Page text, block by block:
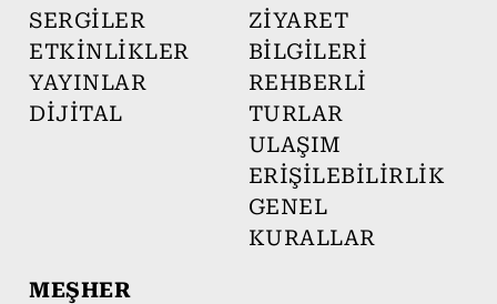
SERGİLER
ETKİNLİKLER
YAYINLAR
DİJİTAL
ZİYARET
BİLGİLERİ
REHBERLİ
TURLAR
ULAŞIM
ERİŞİLEBİLİRLİK
GENEL
KURALLAR
MEŞHER